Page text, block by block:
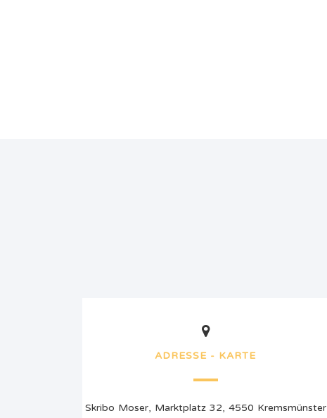
ADRESSE - KARTE
Skribo Moser, Marktplatz 32, 4550 Kremsmünster